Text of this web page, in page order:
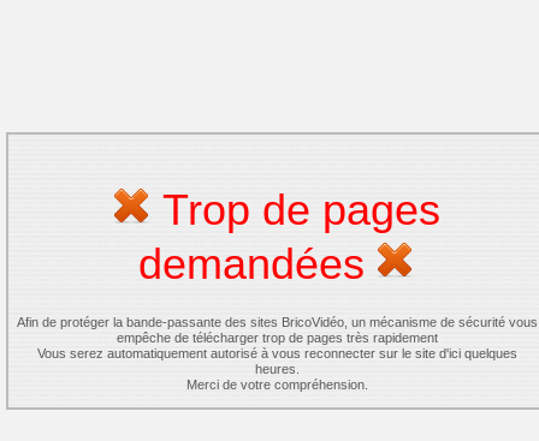
Trop de pages
demandées
Afin de protéger la bande-passante des sites BricoVidéo, un mécanisme de sécurité vous
empêche de télécharger trop de pages très rapidement
Vous serez automatiquement autorisé à vous reconnecter sur le site d'ici quelques
heures.
Merci de votre compréhension.